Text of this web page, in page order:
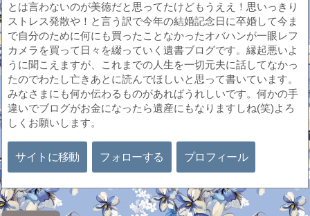
とは言わないのが美徳だと思ってたけどもうええ！思いっきり
ストレス発散や！と言う訳で今年の結婚記念日に卒婚して今ま
で自分のために何にも買ったことなかったオバハンが一眼レフ
カメラを買って日々を綴っていく遺書ブログです。縁起悪いよ
うに聞こえますが、これまでの人生を一切元夫に話してなかっ
たのでわたし亡きあとに読んでほしいと思って書いています。
みなさまにも何か伝わるものがあればうれしいです。何かの手
違いでブログがお金になったら遺産にもなりますしね(笑)よろ
しくお願いします。
サイトに移動 フォローする プロフィール